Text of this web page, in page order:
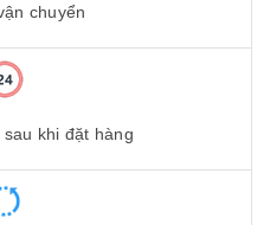
chuyển
khi đặt hàng